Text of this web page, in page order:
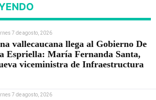
7 de agosto, 2026
vallecaucana llega al Gobierno De
Espriella: María Fernanda Santa,
viceministra de Infraestructura
7 de agosto, 2026